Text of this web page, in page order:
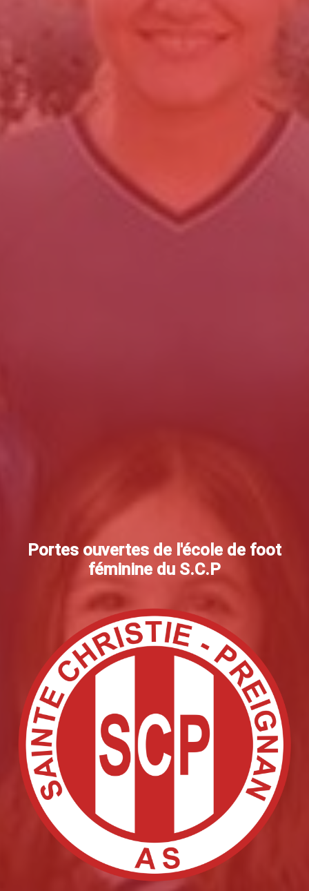
Portes ouvertes de l'école de foot
féminine du S.C.P